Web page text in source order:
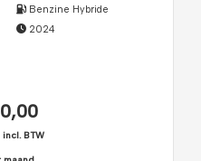
Benzine Hybride
2024
BTW